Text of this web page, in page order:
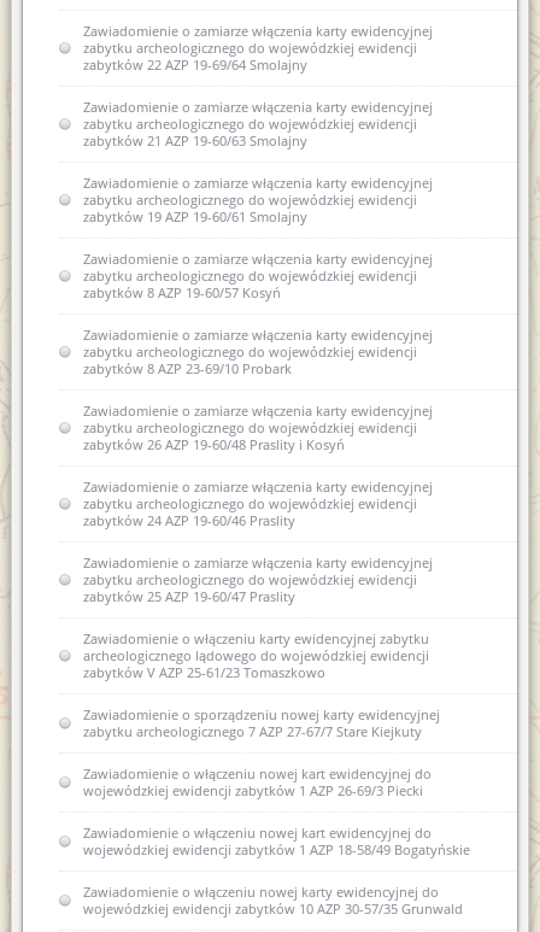
Zawiadomienie o zamiarze włączenia karty ewidencyjnej
zabytku archeologicznego do wojewódzkiej ewidencji
zabytków 22 AZP 19-69/64 Smolajny
Zawiadomienie o zamiarze włączenia karty ewidencyjnej
zabytku archeologicznego do wojewódzkiej ewidencji
zabytków 21 AZP 19-60/63 Smolajny
Zawiadomienie o zamiarze włączenia karty ewidencyjnej
zabytku archeologicznego do wojewódzkiej ewidencji
zabytków 19 AZP 19-60/61 Smolajny
Zawiadomienie o zamiarze włączenia karty ewidencyjnej
zabytku archeologicznego do wojewódzkiej ewidencji
zabytków 8 AZP 19-60/57 Kosyń
Zawiadomienie o zamiarze włączenia karty ewidencyjnej
zabytku archeologicznego do wojewódzkiej ewidencji
zabytków 8 AZP 23-69/10 Probark
Zawiadomienie o zamiarze włączenia karty ewidencyjnej
zabytku archeologicznego do wojewódzkiej ewidencji
zabytków 26 AZP 19-60/48 Praslity i Kosyń
Zawiadomienie o zamiarze włączenia karty ewidencyjnej
zabytku archeologicznego do wojewódzkiej ewidencji
zabytków 24 AZP 19-60/46 Praslity
Zawiadomienie o zamiarze włączenia karty ewidencyjnej
zabytku archeologicznego do wojewódzkiej ewidencji
zabytków 25 AZP 19-60/47 Praslity
Zawiadomienie o włączeniu karty ewidencyjnej zabytku
archeologicznego lądowego do wojewódzkiej ewidencji
zabytków V AZP 25-61/23 Tomaszkowo
Zawiadomienie o sporządzeniu nowej karty ewidencyjnej
zabytku archeologicznego 7 AZP 27-67/7 Stare Kiejkuty
Zawiadomienie o włączeniu nowej kart ewidencyjnej do
wojewódzkiej ewidencji zabytków 1 AZP 26-69/3 Piecki
Zawiadomienie o włączeniu nowej kart ewidencyjnej do
wojewódzkiej ewidencji zabytków 1 AZP 18-58/49 Bogatyńskie
Zawiadomienie o włączeniu nowej karty ewidencyjnej do
wojewódzkiej ewidencji zabytków 10 AZP 30-57/35 Grunwald